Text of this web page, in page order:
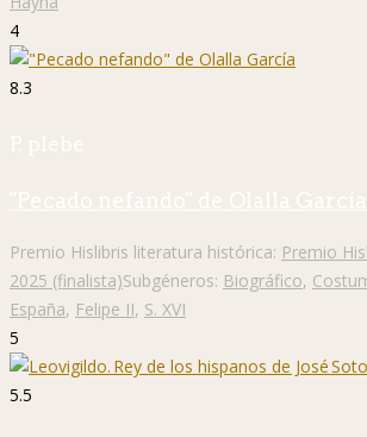
4
8.3
P. plebe
"Pecado nefando" de Olalla García
Premio Hislibris literatura histórica: Premio
2025 (finalista)Subgéneros: Biográfico,
España, Felipe II, S. XVI
5
5.5